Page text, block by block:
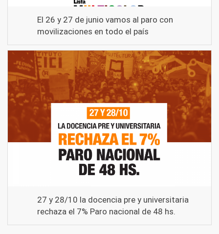
El 26 y 27 de junio vamos al paro con
movilizaciones en todo el país
27 y 28/10 la docencia pre y universitaria
rechaza el 7% Paro nacional de 48 hs.